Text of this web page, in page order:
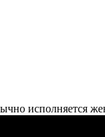
исполняется